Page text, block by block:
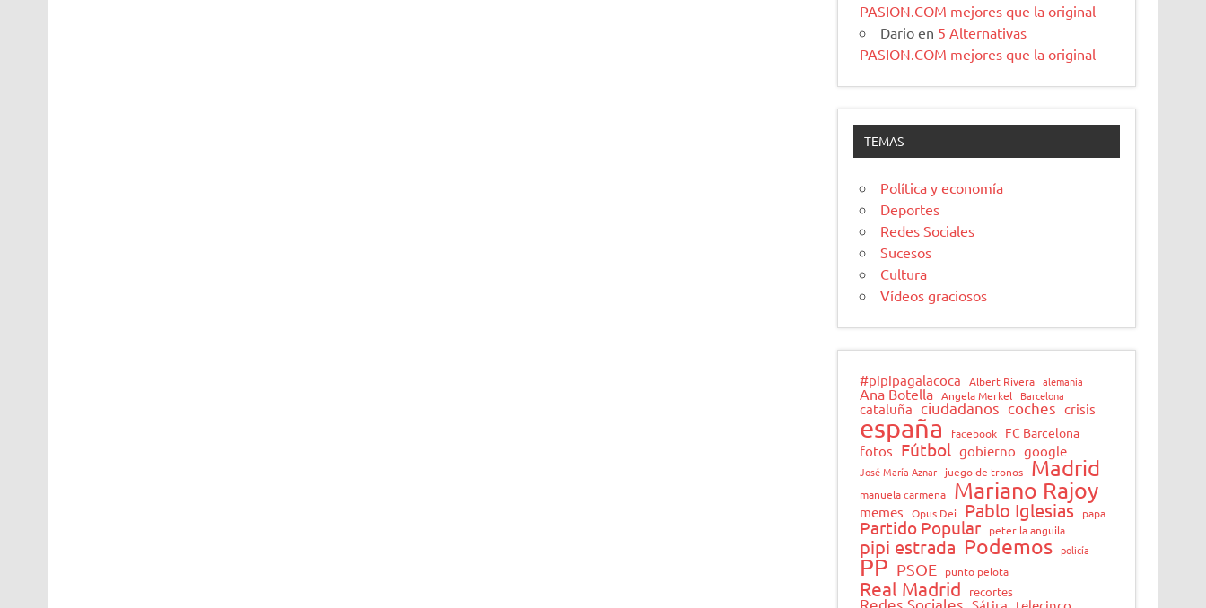
PASION.COM mejores que la original
Dario en 5 Alternativas
PASION.COM mejores que la original
TEMAS
Política y economía
Deportes
Redes Sociales
Sucesos
Cultura
Vídeos graciosos
#pipipagalacoca Albert Rivera alemania
Ana Botella Angela Merkel Barcelona
cataluña ciudadanos coches crisis
españa facebook FC Barcelona
fotos Fútbol gobierno google
José María Aznar juego de tronos Madrid
manuela carmena Mariano Rajoy
memes Opus Dei Pablo Iglesias papa
Partido Popular peter la anguila
pipi estrada Podemos policía
PP PSOE punto pelota
Real Madrid recortes